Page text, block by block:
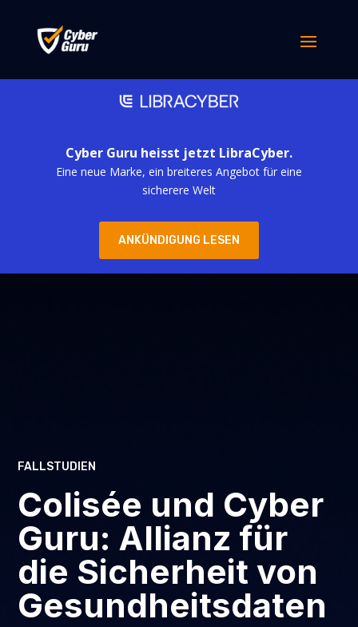
Cyber Guru heisst jetzt LibraCyber.
Eine neue Marke, ein breiteres Angebot für eine
sicherere Welt
ANKÜNDIGUNG LESEN
FALLSTUDIEN
Colisée und Cyber
Guru: Allianz für
die Sicherheit von
Gesundheitsdaten